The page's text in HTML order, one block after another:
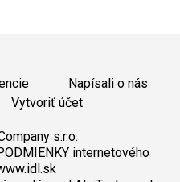
Napísali o nás
Vytvoriť účet
s.r.o.
internetového